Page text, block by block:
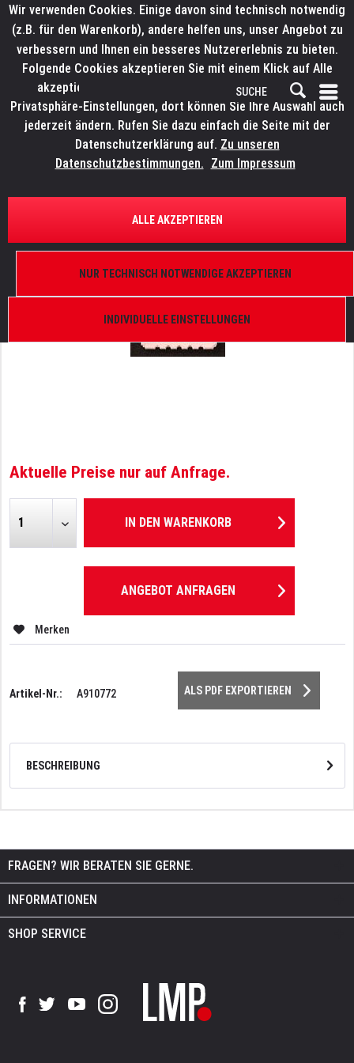
ÜBERSICHT ERSATZTEILE
ELATION 9900010330
Aktuelle Preise nur auf Anfrage.
IN DEN WARENKORB
ANGEBOT ANFRAGEN
Merken
Artikel-Nr.: A910772 ALS PDF EXPORTIEREN
BESCHREIBUNG
FRAGEN? WIR BERATEN SIE GERNE.
INFORMATIONEN
SHOP SERVICE
Wir verwenden Cookies. Einige davon sind technisch notwendig
(z.B. für den Warenkorb), andere helfen uns, unser Angebot zu
verbessern und Ihnen ein besseres Nutzererlebnis zu bieten.
Folgende Cookies akzeptieren Sie mit einem Klick auf Alle
akzeptieren. Weitere Informationen finden Sie in den
Privatsphäre-Einstellungen, dort können Sie Ihre Auswahl auch
jederzeit ändern. Rufen Sie dazu einfach die Seite mit der
Datenschutzerklärung auf. Zu unseren
Datenschutzbestimmungen. Zum Impressum
INDIVIDUELLE EINSTELLUNGEN
NUR TECHNISCH NOTWENDIGE AKZEPTIEREN
ALLE AKZEPTIEREN